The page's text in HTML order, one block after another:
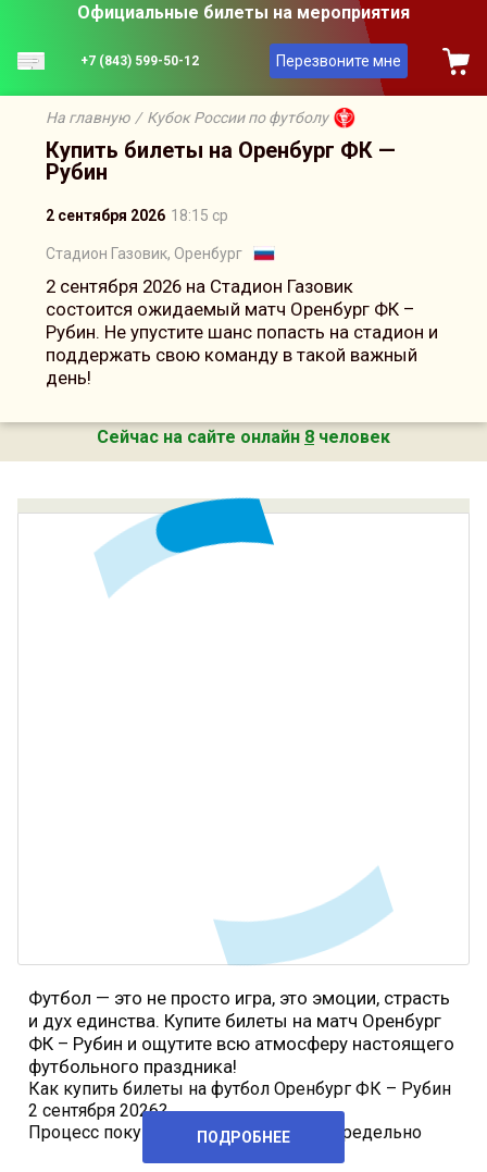
Официальные билеты на мероприятия
+7 (843) 599-50-12 Перезвоните мне
На главную / Кубок России по футболу
Купить билеты на Оренбург ФК —
Рубин
2 сентября 2026 18:15 ср
Стадион Газовик, Оренбург
2 сентября 2026 на Стадион Газовик
состоится ожидаемый матч Оренбург ФК –
Рубин. Не упустите шанс попасть на стадион и
поддержать свою команду в такой важный
день!
Сейчас на сайте онлайн 8 человек
Футбол — это не просто игра, это эмоции, страсть
и дух единства. Купите билеты на матч Оренбург
ФК – Рубин и ощутите всю атмосферу настоящего
футбольного праздника!
Как купить билеты на футбол Оренбург ФК – Рубин
2 сентября 2026?
Процесс покупки билетов на футбол предельно
ПОДРОБНЕЕ